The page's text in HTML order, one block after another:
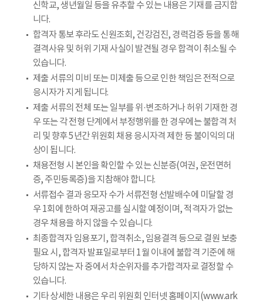
신학교, 생년월일 등을 유추할 수 있는 내용은 기재를 금지합
니다.
합격자 통보 후라도 신원조회, 건강검진, 경력검증 등을 통해
결격사유 및 허위 기재 사실이 발견될 경우 합격이 취소될 수
있습니다.
제출 서류의 미비 또는 미제출 등으로 인한 책임은 전적으로
응시자가 지게 됩니다.
제출 서류의 전체 또는 일부를 위·변조하거나 허위 기재한 경
우 또는 각 전형 단계에서 부정행위를 한 경우에는 불합격 처
리 및 향후 5년간 위원회 채용 응시자격 제한 등 불이익의 대
상이 됩니다.
채용전형 시 본인을 확인할 수 있는 신분증(여권, 운전면허
증, 주민등록증)을 지참해야 합니다.
서류접수 결과 응모자 수가 서류전형 선발배수에 미달할 경
우 1회에 한하여 재공고를 실시할 예정이며, 적격자가 없는
경우 채용을 하지 않을 수 있습니다.
최종합격자 임용포기, 합격취소, 임용결격 등으로 결원 보충
필요 시, 합격자 발표일로부터 1월 이내에 불합격 기준에 해
당하지 않는 자 중에서 차순위자를 추가합격자로 결정할 수
있습니다.
기타 상세한 내용은 우리 위원회 인터넷 홈페이지(www.ark